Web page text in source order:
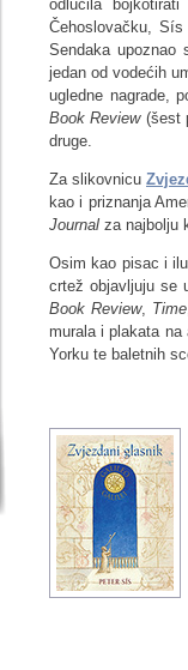
odlučila
Čehoslovačku,
Sendaka
jedan od vodećih
ugledne nagrade,
Book Review(šest
druge.
Za slikovnicu
kao i priznanja
Journal za najbolju
Osim kao pisac i
crtež objavljuju se
Book Review, Time
murala i plakata
Yorku te baletnih